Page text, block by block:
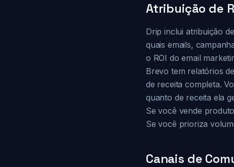
Atribuição de
Drip inclui atribuição
quais emails,
o ROI do email
Brevo tem relatórios
de receita completa.
quanto de receita ela
Se você vende
Se você prioriza
Canais de